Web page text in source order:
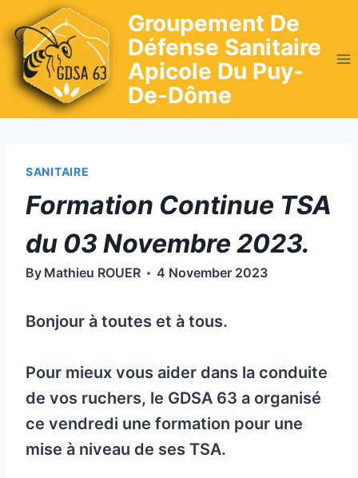
to
content
Groupement De
Défense Sanitaire
Apicole Du Puy-
De-Dôme
SANITAIRE
Formation Continue TSA
du 03 Novembre 2023.
By Mathieu ROUER 4 November 2023
Bonjour à toutes et à tous.
Pour mieux vous aider dans la conduite
de vos ruchers, le GDSA 63 a organisé
ce vendredi une formation pour une
mise à niveau de ses TSA.